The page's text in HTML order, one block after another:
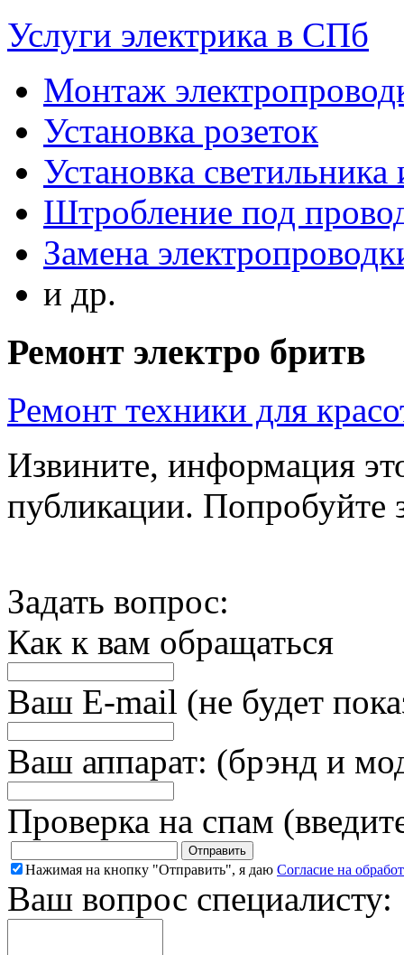
Услуги электрика в СПб
Монтаж
Установка розеток
Установка
Штробление под
Замена
и др.
Ремонт электро бритв
Ремонт техники для
Извините, информация
публикации. Попробуйте
Задать вопрос:
Как к вам обращаться
Ваш E-mail (не будет
Ваш аппарат: (брэнд и
Проверка на спам
Нажимая на кнопку "Отправить", я даю Согласие на
Ваш вопрос специалисту: